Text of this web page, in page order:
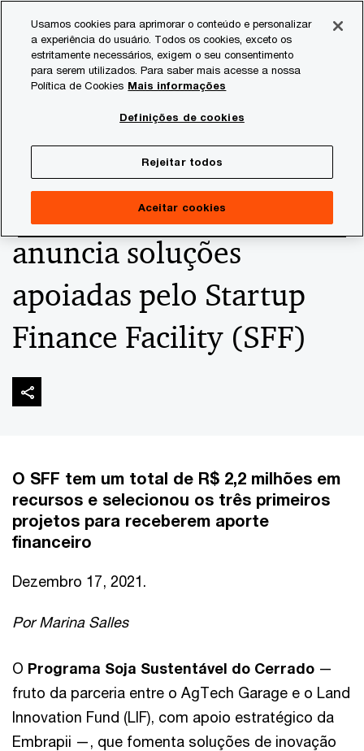
content
footer
Consultoria
Programa Soja
Sustentável do Cerrado,
do LIF e AgTech Garage,
anuncia soluções
apoiadas pelo Startup
Finance Facility (SFF)
O SFF tem um total de R$ 2,2 milhões em
recursos e selecionou os três primeiros
projetos para receberem aporte
financeiro
Dezembro 17, 2021.
Por Marina Salles
O Programa Soja Sustentável do Cerrado —
fruto da parceria entre o AgTech Garage e o Land
Innovation Fund (LIF), com apoio estratégico da
Embrapii —, que fomenta soluções de inovação
Usamos cookies para aprimorar o conteúdo e personalizar
a experiência do usuário. Todos os cookies, exceto os
estritamente necessários, exigem o seu consentimento
para serem utilizados. Para saber mais acesse a nossa
Política de Cookies Mais informações
Definições de cookies
Rejeitar todos
Aceitar cookies